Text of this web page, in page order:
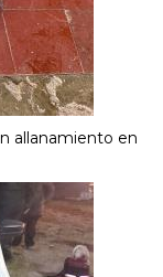
allanamiento en